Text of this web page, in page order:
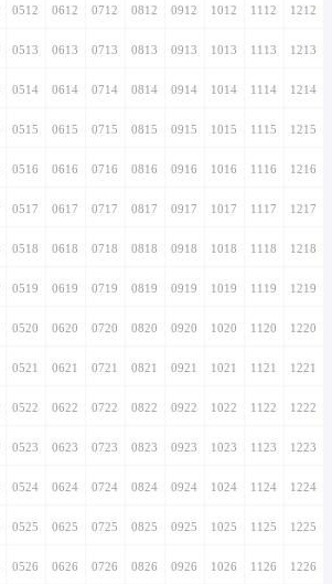
0512 0612 0712 0812 0912 1012 1112 1212
0513 0613 0713 0813 0913 1013 1113 1213
0514 0614 0714 0814 0914 1014 1114 1214
0515 0615 0715 0815 0915 1015 1115 1215
0516 0616 0716 0816 0916 1016 1116 1216
0517 0617 0717 0817 0917 1017 1117 1217
0518 0618 0718 0818 0918 1018 1118 1218
0519 0619 0719 0819 0919 1019 1119 1219
0520 0620 0720 0820 0920 1020 1120 1220
0521 0621 0721 0821 0921 1021 1121 1221
0522 0622 0722 0822 0922 1022 1122 1222
0523 0623 0723 0823 0923 1023 1123 1223
0524 0624 0724 0824 0924 1024 1124 1224
0525 0625 0725 0825 0925 1025 1125 1225
0526 0626 0726 0826 0926 1026 1126 1226